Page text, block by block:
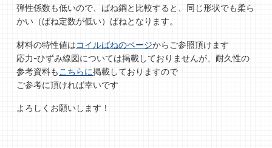
弾性係数も低いので、ばね鋼と比較すると、同じ形状でも柔ら
かい（ばね定数が低い）ばねとなります。
材料の特性値はコイルばねのページからご参照頂けます
応力-ひずみ線図については掲載しておりませんが、耐久性の
参考資料も こちらに掲載しておりますので
ご参考に頂ければ幸いです
よろしくお願いします！